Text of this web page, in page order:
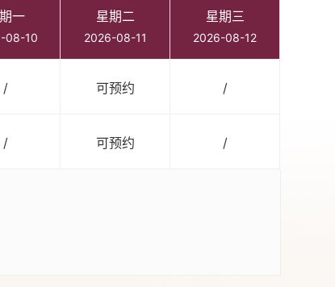
一
08-10
星期二
2026-08-11
星期三
2026-08-12
/ 可预约 /
/ 可预约 /